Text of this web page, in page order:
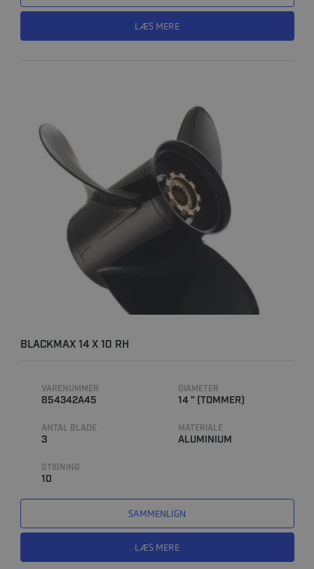
LÆS MERE
BLACKMAX 14 X 10 RH
VARENUMMER
854342A45
DIAMETER
14 " (TOMMER)
ANTAL BLADE
3
MATERIALE
ALUMINIUM
STIGNING
10
SAMMENLIGN
LÆS MERE